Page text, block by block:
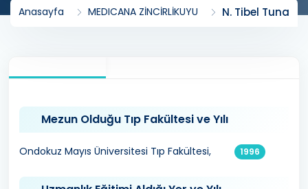
Anasayfa MEDICANA ZİNCİRLİKUYU N. Tibel Tuna
Mezun Olduğu Tıp Fakültesi ve Yılı
Ondokuz Mayıs Üniversitesi Tıp Fakültesi, 1996